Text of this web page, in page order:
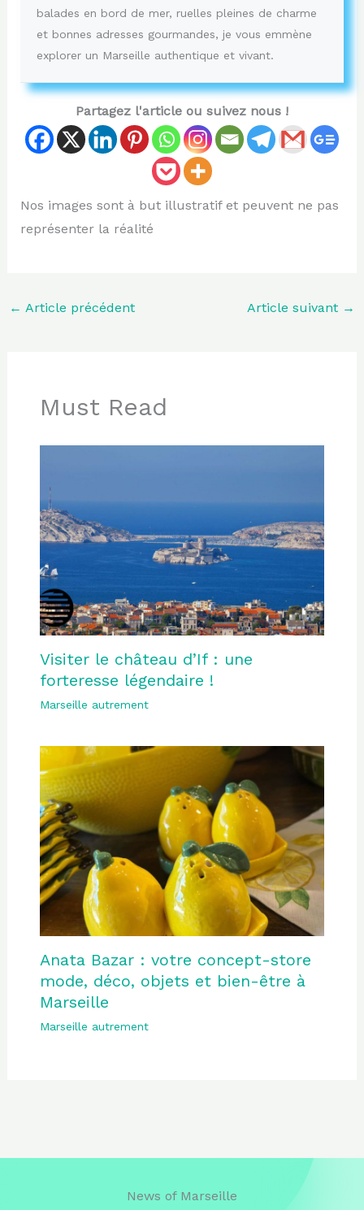
balades en bord de mer, ruelles pleines de charme
et bonnes adresses gourmandes, je vous emmène
explorer un Marseille authentique et vivant.
Partagez l'article ou suivez nous !
Nos images sont à but illustratif et peuvent ne pas
représenter la réalité
← Article précédent Article suivant →
Must Read
Visiter le château d’If : une
forteresse légendaire !
Marseille autrement
Anata Bazar : votre concept-store
mode, déco, objets et bien-être à
Marseille
Marseille autrement
News of Marseille